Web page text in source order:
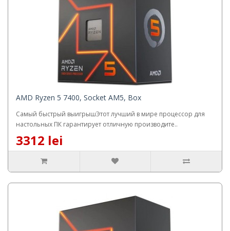
AMD Ryzen 5 7400, Socket AM5, Box
Самый быстрый выигрышЭтот лучший в мире процессор для
настольных ПК гарантирует отличную производите..
3312 lei